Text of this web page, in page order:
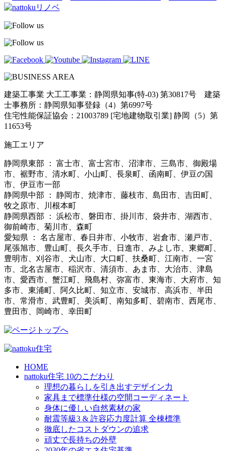
建築工事業 大工工事業：静岡県知事(特-03) 第30817号 建築
士事務所：静岡県知事登録（4）第6997号
住宅性能保証協会：21003789 [宅地建物取引業] 静岡（5）第
11653号
施工エリア
静岡県東部 ： 富士市、富士宮市、沼津市、三島市、御殿場
市、裾野市、清水町、小山町、長泉町、函南町、伊豆の国
市、伊豆市一部
静岡県中部 ： 静岡市、焼津市、藤枝市、島田市、吉田町、
牧之原市、川根本町
静岡県西部 ： 浜松市、磐田市、掛川市、袋井市、湖西市、
御前崎市、菊川市、森町
愛知県 ： 名古屋市、春日井市、小牧市、岩倉市、瀬戸市、
尾張旭市、豊山町、長久手市、日進市、みよし市、東郷町、
豊明市、刈谷市、犬山市、大口町、扶桑町、江南市、一宮
市、北名古屋市、稲沢市、清須市、あま市、大治市、津島
市、愛西市、蟹江町、飛島村、弥富市、東海市、大府市、知
多市、東浦町、阿久比町、知立市、安城市、高浜市、半田
市、常滑市、武豊町、美浜町、南知多町、碧南市、西尾市、
豊田市、岡崎市、幸田町
HOME
nattoku住宅 10のこだわり
理想の暮らしを引き出すデザイン力
家具まで標準仕様の空間コーディネート
身体に優しい自然素材の家
耐震等級3 & 許容応力度計算 全棟標準
徹底したコストダウンの追求
頑丈で長持ちの外壁